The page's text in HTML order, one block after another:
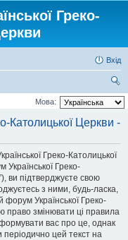
Греко-
Вхід
ош
Мова:
Католицької Церкви -
Греко-Католицької
Української Греко-
ви підтверджуєте свою
з ними, будь-ласка,
форум Української Греко-
право змінювати ці правила
вас про це, однак
цей текст на